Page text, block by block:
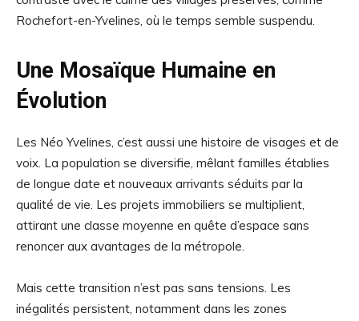
Rochefort-en-Yvelines, où le temps semble suspendu.
Une Mosaïque Humaine en
Évolution
Les Néo Yvelines, c’est aussi une histoire de visages et de
voix. La population se diversifie, mêlant familles établies
de longue date et nouveaux arrivants séduits par la
qualité de vie. Les projets immobiliers se multiplient,
attirant une classe moyenne en quête d’espace sans
renoncer aux avantages de la métropole.
Mais cette transition n’est pas sans tensions. Les
inégalités persistent, notamment dans les zones